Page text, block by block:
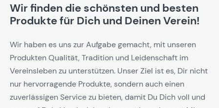
Wir finden die schönsten und besten
Produkte für Dich und Deinen Verein!
Wir haben es uns zur Aufgabe gemacht, mit unseren
Produkten Qualität, Tradition und Leidenschaft im
Vereinsleben zu unterstützen. Unser Ziel ist es, Dir nicht
nur hervorragende Produkte, sondern auch einen
zuverlässigen Service zu bieten, damit Du Dich voll und